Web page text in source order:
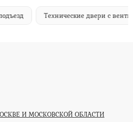
Технические двери с
И МОСКОВСКОЙ ОБЛАСТИ